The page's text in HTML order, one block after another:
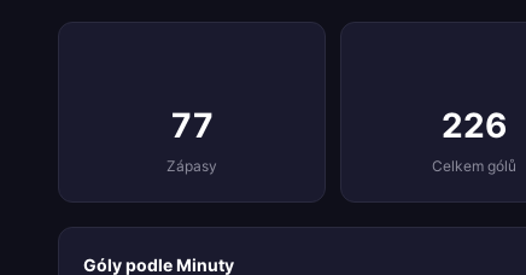
77
Zápasy
226
Celkem gólů
Góly podle Minuty